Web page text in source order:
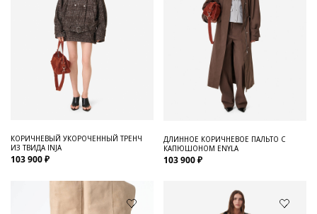
КОРИЧНЕВЫЙ УКОРОЧЕННЫЙ ТРЕНЧ
ИЗ ТВИДА INJA
103 900 ₽
ДЛИННОЕ КОРИЧНЕВОЕ ПАЛЬТО С
КАПЮШОНОМ ENYLA
103 900 ₽